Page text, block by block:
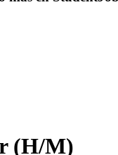
(H/M)